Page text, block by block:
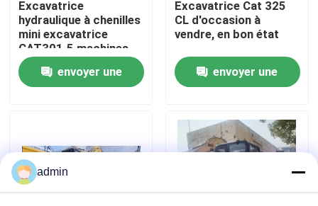
Contrôle de la qualité
Nous contacter
Machines de construction de routes
Excavatrice
hydraulique à chenilles
mini excavatrice
CAT301.5 machines
d'occasion
envoyer une
Excavatrice Cat 325
CL d'occasion à
vendre, en bon état
envoyer une
admin